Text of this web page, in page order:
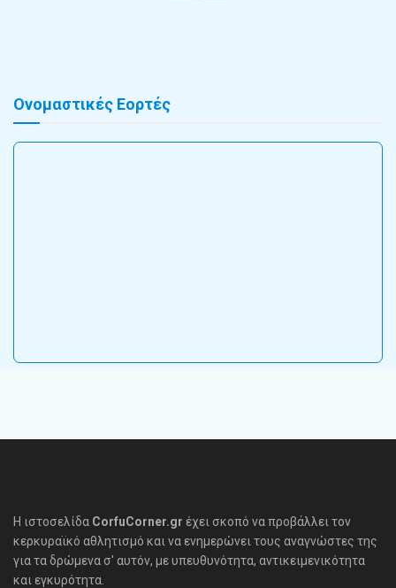
Ονομαστικές Εορτές
Η ιστοσελίδα CorfuCorner.gr έχει σκοπό να προβάλλει τον
κερκυραϊκό αθλητισμό και να ενημερώνει τους αναγνώστες της
για τα δρώμενα σ' αυτόν, με υπευθυνότητα, αντικειμενικότητα
και εγκυρότητα.